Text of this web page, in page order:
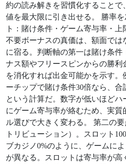
約の読み解きを習慣化することで
値を最大限に引き出せる。 勝率
ト：賭け条件・ゲーム寄与率・
不要ボーナスの真価は、額面では
に宿る。判断軸の第一は賭け条件
ナス額やフリースピンからの勝利
を消化すれば出金可能かを示す。
ーチップで賭け条件30倍なら、合
という計算だ。数字が低いほど
にゲーム寄与率が絡むため、実質
ル選びで大きく変わる。 第二の
トリビューション）。スロット
ブカジノ0%のように、ゲームに
が異なる。スロットは寄与率が